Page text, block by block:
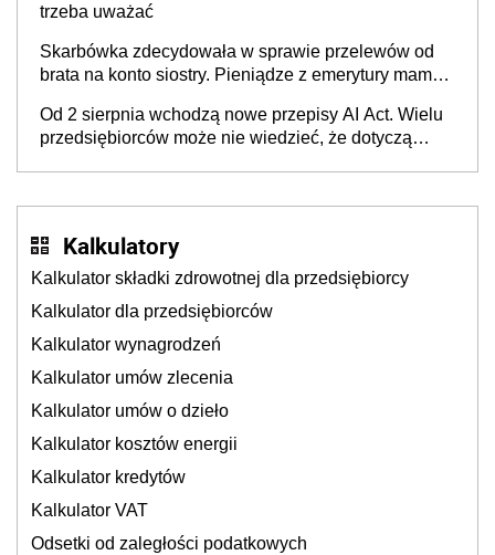
trzeba uważać
Skarbówka zdecydowała w sprawie przelewów od
brata na konto siostry. Pieniądze z emerytury mamy
będzie
Od 2 sierpnia wchodzą nowe przepisy AI Act. Wielu
przedsiębiorców może nie wiedzieć, że dotyczą
Kalkulatory
Kalkulator składki zdrowotnej dla przedsiębiorcy
Kalkulator dla przedsiębiorców
Kalkulator wynagrodzeń
Kalkulator umów zlecenia
Kalkulator umów o dzieło
Kalkulator kosztów energii
Kalkulator kredytów
Kalkulator VAT
Odsetki od zaległości podatkowych